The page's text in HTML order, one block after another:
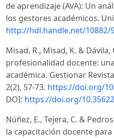
de aprendizaje (AVA): Un
los gestores académicos.
http://hdl.handle.net/10882/
Misad, R., Misad, K. &
profesionalidad docente:
académica. Gestionar
2(2), 57-73. https://doi.org/
DOI: https://doi.org/
Núñez, E., Tejera, C. &
la capacitación docente